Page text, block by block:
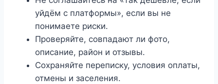
уйдём с платформы», если вы не
понимаете риски.
Проверяйте, совпадают ли фото,
описание, район и отзывы.
Сохраняйте переписку, условия оплаты,
отмены и заселения.